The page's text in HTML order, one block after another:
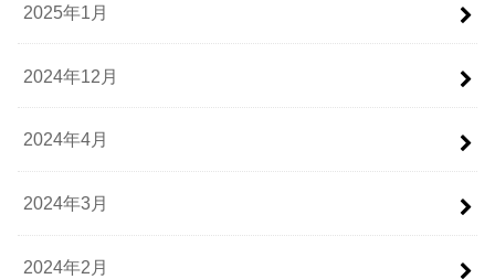
2025年1月
2024年12月
2024年4月
2024年3月
2024年2月